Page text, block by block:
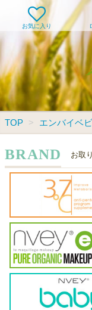
お気に入り
TOP エンバイベ
BRAND お取